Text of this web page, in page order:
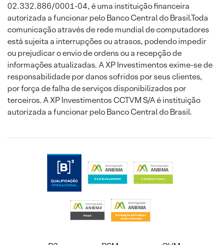
02.332.886/0001-04, é uma instituição financeira
autorizada a funcionar pelo Banco Central do Brasil.Toda
comunicação através de rede mundial de computadores
está sujeita a interrupções ou atrasos, podendo impedir
ou prejudicar o envio de ordens ou a recepção de
informações atualizadas. A XP Investimentos exime-se de
responsabilidade por danos sofridos por seus clientes,
por força de falha de serviços disponibilizados por
terceiros. A XP Investimentos CCTVM S/A é instituição
autorizada a funcionar pelo Banco Central do Brasil.